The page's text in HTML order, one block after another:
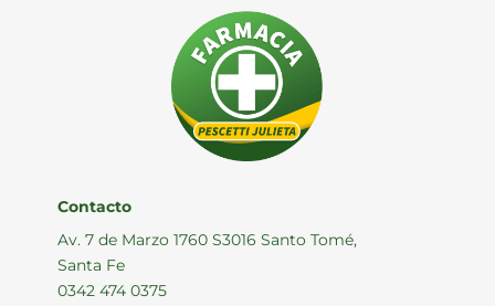
Contacto
Av. 7 de Marzo 1760 S3016 Santo Tomé,
Santa Fe
0342 474 0375